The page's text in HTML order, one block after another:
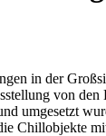
in der
von
umgesetzt